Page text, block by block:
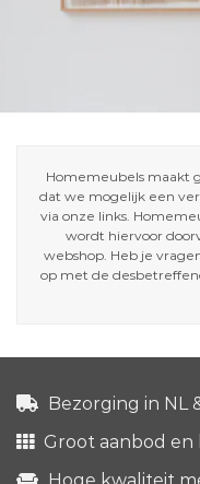
Homemeubels maakt
dat we mogelijk een
via onze links.
wordt hiervoor
webshop. Heb je
op met de
Bezorging in NL
Groot aanbod en